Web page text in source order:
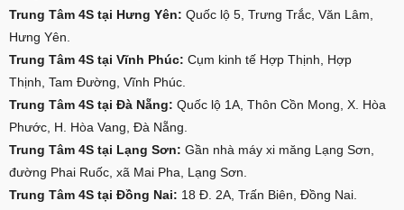
Trung Tâm 4S tại Hưng Yên: Quốc lộ 5, Trưng Trắc, Văn Lâm,
Hưng Yên.
Trung Tâm 4S tại Vĩnh Phúc: Cụm kinh tế Hợp Thịnh, Hợp
Thịnh, Tam Đường, Vĩnh Phúc.
Trung Tâm 4S tại Đà Nẵng: Quốc lộ 1A, Thôn Cồn Mong, X. Hòa
Phước, H. Hòa Vang, Đà Nẵng.
Trung Tâm 4S tại Lạng Sơn: Gần nhà máy xi măng Lạng Sơn,
đường Phai Ruốc, xã Mai Pha, Lạng Sơn.
Trung Tâm 4S tại Đồng Nai: 18 Đ. 2A, Trấn Biên, Đồng Nai.